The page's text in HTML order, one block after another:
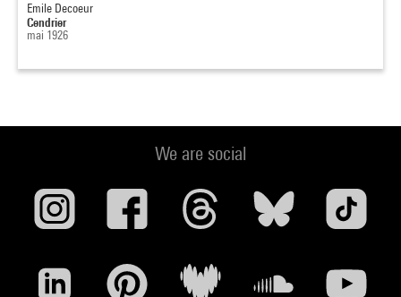
Emile Decoeur
Cendrier
mai 1926
We are social